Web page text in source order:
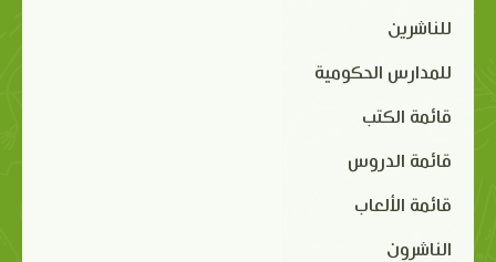
للناشرين
للمدارس الحكومية
قائمة الكتب
قائمة الدروس
قائمة الألعاب
الناشرون